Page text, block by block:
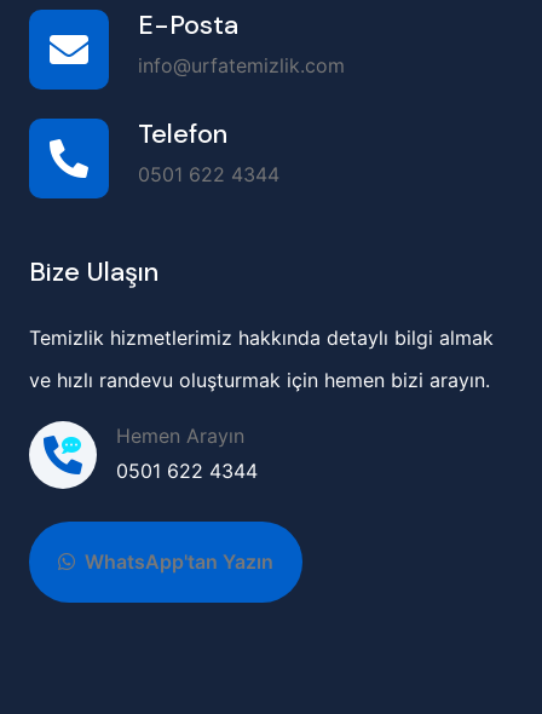
E-Posta
info@urfatemizlik.com
Telefon
0501 622 4344
Bize Ulaşın
Temizlik hizmetlerimiz hakkında detaylı bilgi almak
ve hızlı randevu oluşturmak için hemen bizi arayın.
Hemen Arayın
0501 622 4344
WhatsApp'tan Yazın